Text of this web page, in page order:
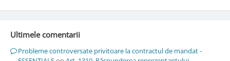
Ultimele comentarii
Probleme controversate privitoare la contractul de mandat -